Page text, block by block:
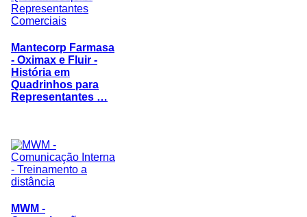
Mantecorp Farmasa
- Oximax e Fluir -
História em
Quadrinhos para
Representantes …
MWM -